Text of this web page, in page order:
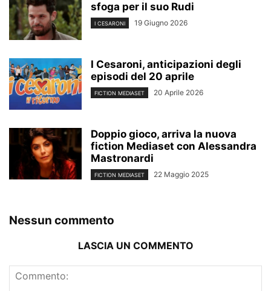
sfoga per il suo Rudi
I CESARONI 19 Giugno 2026
I Cesaroni, anticipazioni degli
episodi del 20 aprile
FICTION MEDIASET 20 Aprile 2026
Doppio gioco, arriva la nuova
fiction Mediaset con Alessandra
Mastronardi
FICTION MEDIASET 22 Maggio 2025
Nessun commento
LASCIA UN COMMENTO